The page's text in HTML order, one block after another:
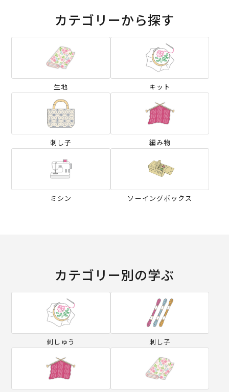
カテゴリーから探す
生地 キット
刺し子 編み物
ミシン ソーイングボックス
カテゴリー別の学ぶ
刺しゅう 刺し子